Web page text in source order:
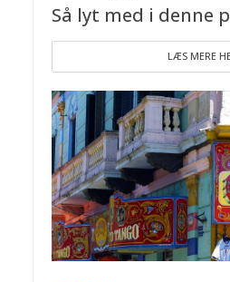
Så lyt med i denne
LÆS MERE